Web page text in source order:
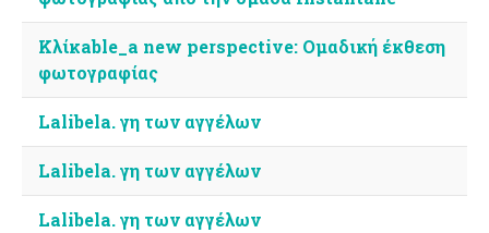
Kλίκable_a new perspective: Ομαδική έκθεση
φωτογραφίας
Lalibela. γη των αγγέλων
Lalibela. γη των αγγέλων
Lalibela. γη των αγγέλων